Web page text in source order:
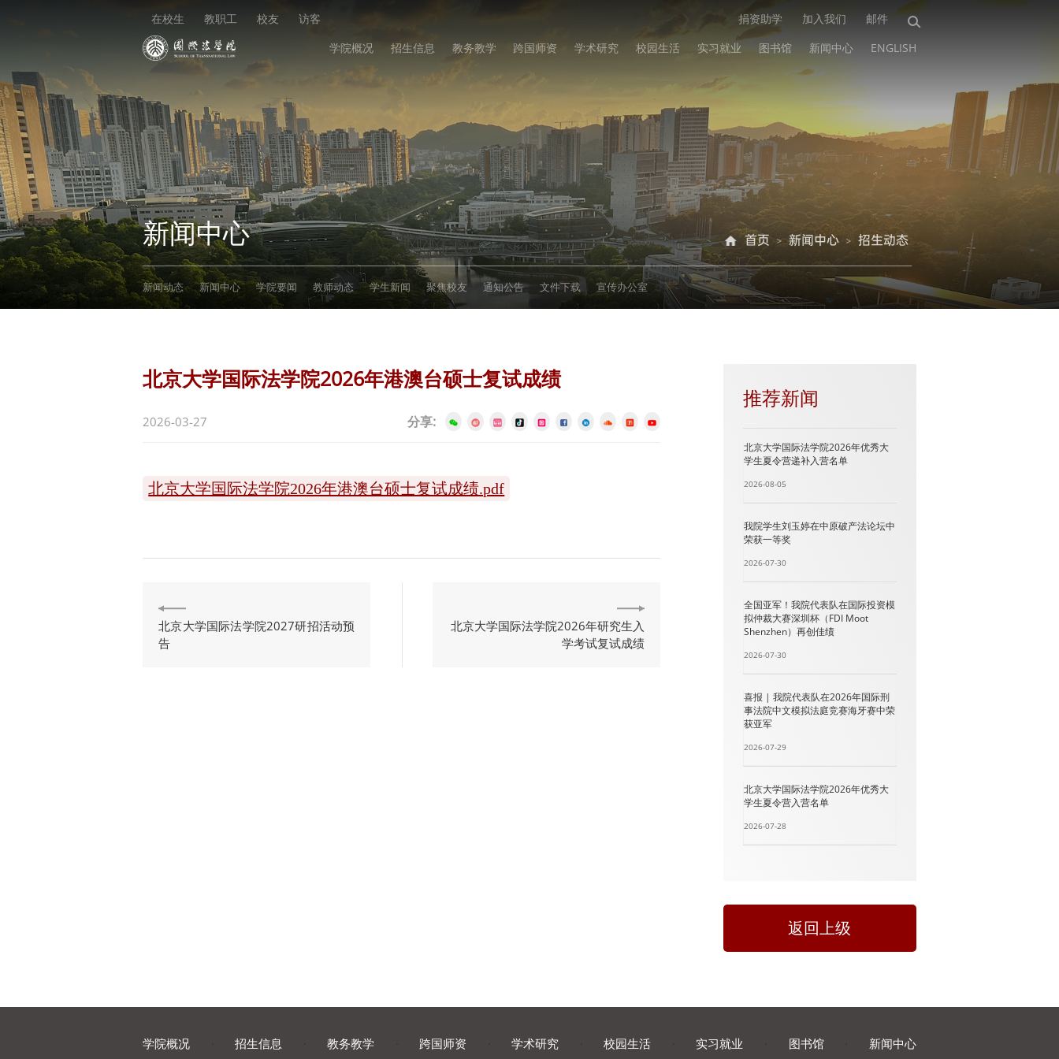
在校生 教职工 校友 访客 捐资助学 加入我们
邮件
学院概况
招生信息 教务教学 跨国师资 学术研究 校园生活 实习就业 图书馆 新闻中心 ENGLISH
新闻中心 首页 > 新闻中心 > 招生动态
新闻动态 新闻中心 学院要闻 教师动态 学生新闻 聚焦校友 通知公告 文件下载 宣传办公室
北京大学国际法学院2026年港澳台硕士复试成绩
2026-03-27 分享:
北京大学国际法学院2026年港澳台硕士复试成绩.pdf
北京大学国际法学院2027研招活动预
告
北京大学国际法学院2026年研究生入
学考试复试成绩
推荐新闻
北京大学国际法学院2026年优秀大
学生夏令营递补入营名单
2026-08-05
我院学生刘玉婷在中原破产法论坛中
荣获一等奖
2026-07-30
全国亚军！我院代表队在国际投资模
拟仲裁大赛深圳杯（FDI Moot
Shenzhen）再创佳绩
2026-07-30
喜报 | 我院代表队在2026年国际刑
事法院中文模拟法庭竞赛海牙赛中荣
获亚军
2026-07-29
北京大学国际法学院2026年优秀大
学生夏令营入营名单
2026-07-28
返回上级
学院概况 招生信息 教务教学 跨国师资 学术研究 校园生活 实习就业 图书馆 新闻中心